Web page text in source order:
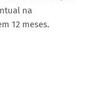
na
12 meses.